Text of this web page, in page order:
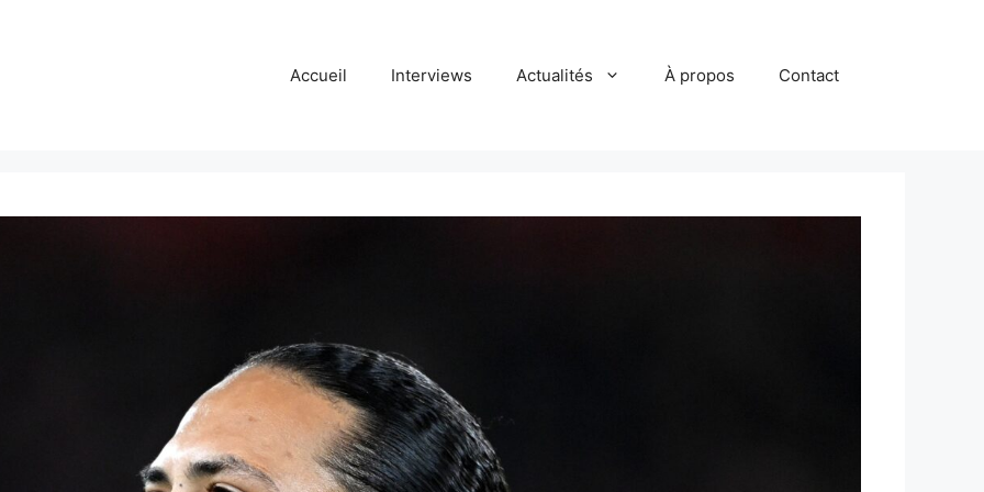
Accueil Interviews Actualités À propos Contact